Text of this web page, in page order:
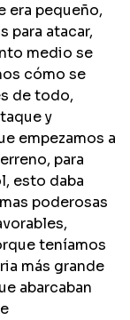
era pequeño,
para atacar,
medio se
cómo se
de todo,
y
empezamos a
para
esto daba
poderosas
teníamos
más grande
abarcaban